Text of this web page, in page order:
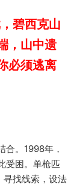
碧西克山
，山中遗
必须逃离
合。1998年，
受困。单枪匹
找线索，设法